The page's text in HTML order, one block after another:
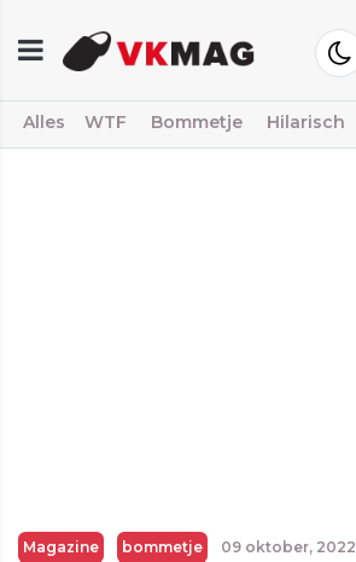
Alles WTF Bommetje Hilarisch
Magazine bommetje 09 oktober, 2022